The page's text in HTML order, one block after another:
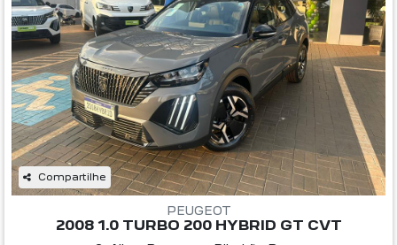
Compartilhe
PEUGEOT
2008 1.0 TURBO 200 HYBRID GT CVT